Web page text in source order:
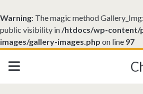
Warning: The magic method
public visibility in /htdocs/wp-content/
images/gallery-images.php on line 97